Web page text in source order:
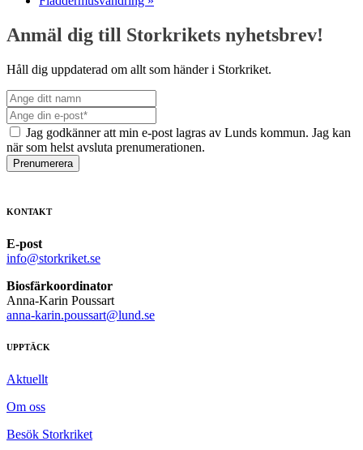
Anmäl dig till Storkrikets nyhetsbrev!
Håll dig uppdaterad om allt som händer i Storkriket.
Jag godkänner att min e-post lagras av Lunds kommun. Jag kan
när som helst avsluta prenumerationen.
Prenumerera
KONTAKT
E-post
info@storkriket.se
Biosfärkoordinator
Anna-Karin Poussart
anna-karin.poussart@lund.se
UPPTÄCK
Aktuellt
Om oss
Besök Storkriket